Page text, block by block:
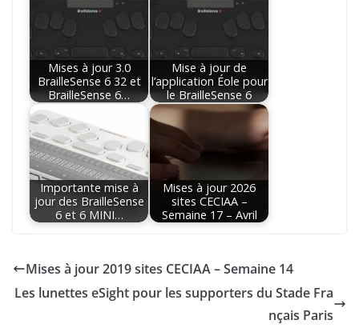
Mises à jour 3.0
BrailleSense 6 32 et
BrailleSense 6…
Mise à jour de
l’application Éole pour
le BrailleSense 6
Importante mise à
jour des BrailleSense
6 et 6 MINI…
Mises à jour 2026
sites CECIAA –
Semaine 17 – Avril
Mises à jour 2019 sites CECIAA – Semaine 14
Les lunettes eSight pour les supporters du Stade Fra
nçais Paris